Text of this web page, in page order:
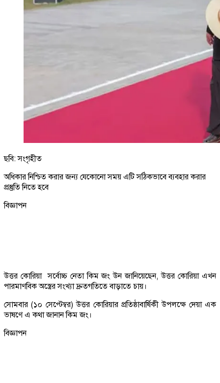
ছবি: সংগৃহীত
অধিকার নিশ্চিত করার জন্য যেকোনো সময় এটি সঠিকভাবে ব্যবহার করার
প্রস্তুতি নিতে হবে
বিজ্ঞাপন
উত্তর কোরিয়া সর্বোচ্চ নেতা কিম জং উন জানিয়েছেন, উত্তর কোরিয়া এখন
পারমাণবিক অস্ত্রের সংখ্যা দ্রুতগতিতে বাড়াতে চায়।
সোমবার (১০ সেপ্টেম্বর) উত্তর কোরিয়ার প্রতিষ্ঠাবার্ষিকী উপলক্ষে দেয়া এক
ভাষণে এ কথা জানান কিম জং।
বিজ্ঞাপন